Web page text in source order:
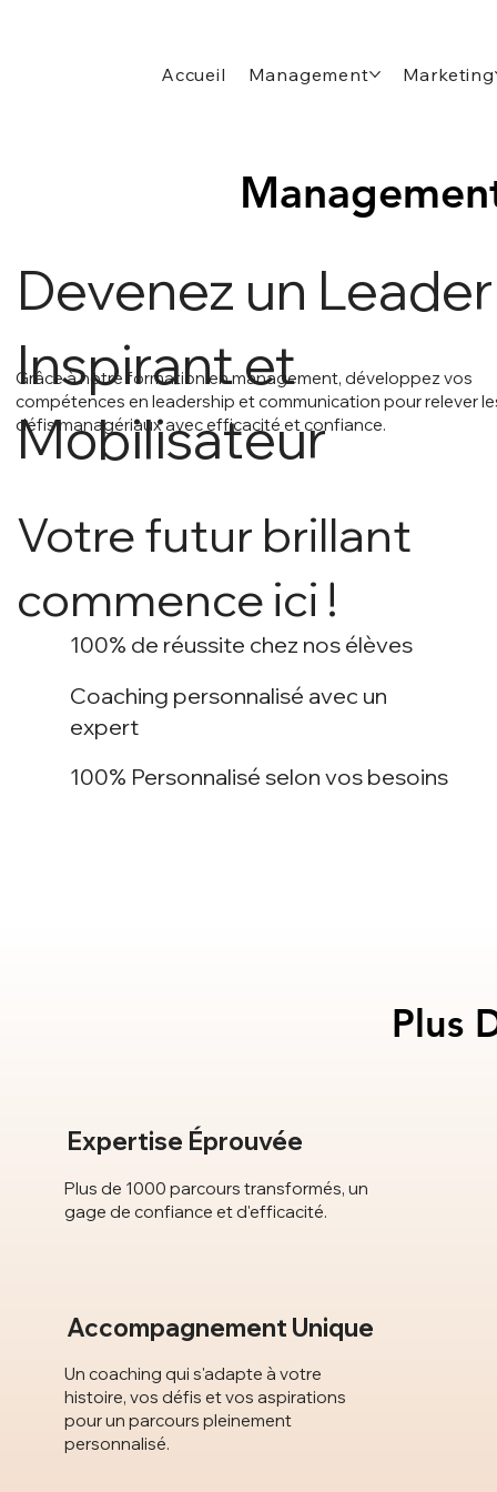
Accueil Management Marketing
Devenez un Leader
Inspirant et
Mobilisateur
Grâce à notre formation en management, développez vos
compétences en leadership et communication pour relever
défis managériaux avec efficacité et confiance.
Votre futur brillant
commence ici !
100% de réussite chez nos élèves
Coaching personnalisé avec un
expert
100% Personnalisé selon vos besoins
Plus
Plus
Plus de 1000 parcours transformés, un
gage de confiance et d'efficacité.
Expertise Éprouvée
Un coaching qui s'adapte à votre
histoire, vos défis et vos aspirations
pour un parcours pleinement
personnalisé.
Accompagnement Unique